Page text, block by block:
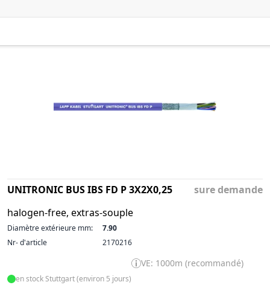
UNITRONIC BUS IBS FD P 3X2X0,25
halogen-free, extras-souple
sure demande
Diamètre extérieure mm:
7.90
Nr- d'article
2170216
VE: 1000m (recommandé)
en stock Stuttgart (environ 5 jours)